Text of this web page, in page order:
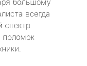
большому
всегда
спектр
поломок